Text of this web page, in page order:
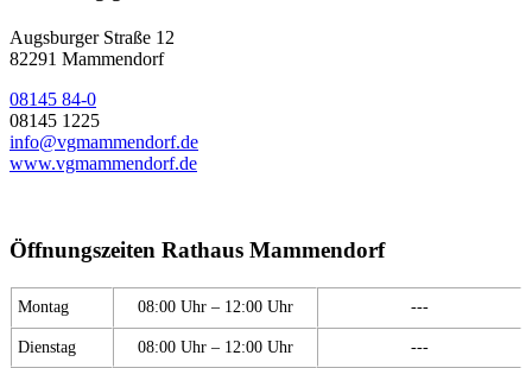
Augsburger Straße 12
82291 Mammendorf
08145 84-0
08145 1225
info@vgmammendorf.de
www.vgmammendorf.de
Öffnungszeiten Rathaus Mammendorf
Montag 08:00 Uhr – 12:00 Uhr ---
Dienstag 08:00 Uhr – 12:00 Uhr ---